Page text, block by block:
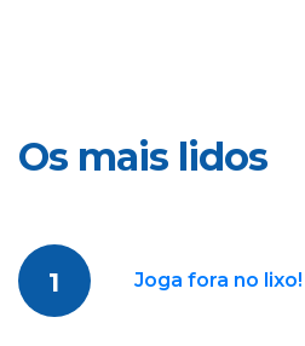
Os mais lidos
1 Joga fora no